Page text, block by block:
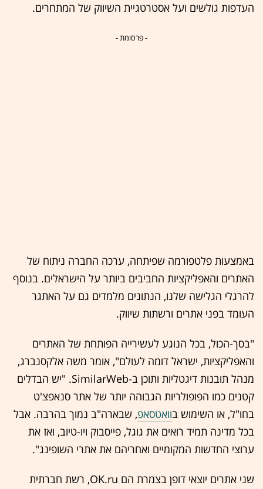
העדפות גולשים ועל אסטרטגיית השיווק של המתחרים.
- פרסומת -
באמצעות פלטפורמה שפיתחה, ערכה החברה ניתוח של
האתרים והאפליקציות החביבים ביותר על הישראלים. בנוסף
להרגלי הגלישה שלנו, הנתונים מלמדים גם על האתגר
העומד בפני אתרים ורשתות שיווק.
"בסך-הכול, בכל הנוגע לעשירייה הפותחת של האתרים
והאפליקציות, ישראל דומה לעולם", אומר משה אלקסנברג,
מנהל תובנות דיגטליות ותוכן ב-SimilarWeb. "יש הבדלים
קטנים כמו הפופולריות הגבוהה יותר של אתר סנאפצ'ט
בחו"ל, או השימוש בוואטסאפ, שבארה"ב נמוך בהרבה. אבל
בכל מדינה תמיד רואים את גוגל, פייסבוק ויו-טיוב, ואז את
ערוצי החדשות המקומיים ואחריהם את אתרי השופינג".
שני אתרים יוצאי דופן בצמרת הם OK.ru, רשת חברתית